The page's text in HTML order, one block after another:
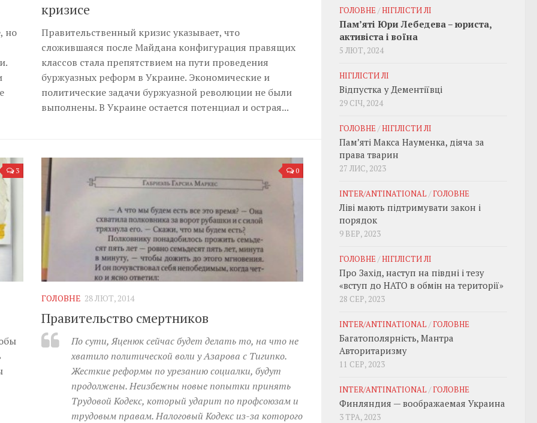
но
кризисе
Правительственный кризис указывает, что
сложившаяся после Майдана конфигурация правящих
классов стала препятствием на пути проведения
буржуазных реформ в Украине. Экономические и
политические задачи буржуазной революции не были
выполнены. В Украине остается потенциал и острая...
3 0
ГОЛОВНЕ 28 ЛЮТ, 2014
Правительство смертников
По сути, Яценюк сейчас будет делать то, на что не
хватило политической воли у Азарова с Тигипко.
Жесткие реформы по урезанию социалки, будут
продолжены. Неизбежны новые попытки принять
Трудовой Кодекс, который ударит по профсоюзам и
трудовым правам. Налоговый Кодекс из-за которого
ГОЛОВНЕ/НІГІЛІСТИ ЛІ
Пам’яті Юри Лебедева – юриста,
активіста і воїна
5 ЛЮТ, 2024
НІГІЛІСТИ ЛІ
Відпустка у Дементіївці
29 СІЧ, 2024
ГОЛОВНЕ/НІГІЛІСТИ ЛІ
Пам’яті Макса Науменка, діяча за
права тварин
27 ЛИС, 2023
INTER/ANTINATIONAL/ГОЛОВНЕ
Ліві мають підтримувати закон і
порядок
9 ВЕР, 2023
ГОЛОВНЕ/НІГІЛІСТИ ЛІ
Про Захід, наступ на півдні і тезу
«вступ до НАТО в обмін на території»
28 СЕР, 2023
INTER/ANTINATIONAL/ГОЛОВНЕ
Багатополярність, Мантра
Авторитаризму
11 СЕР, 2023
INTER/ANTINATIONAL/ГОЛОВНЕ
Финляндия — воображаемая Украина
3 ТРА, 2023